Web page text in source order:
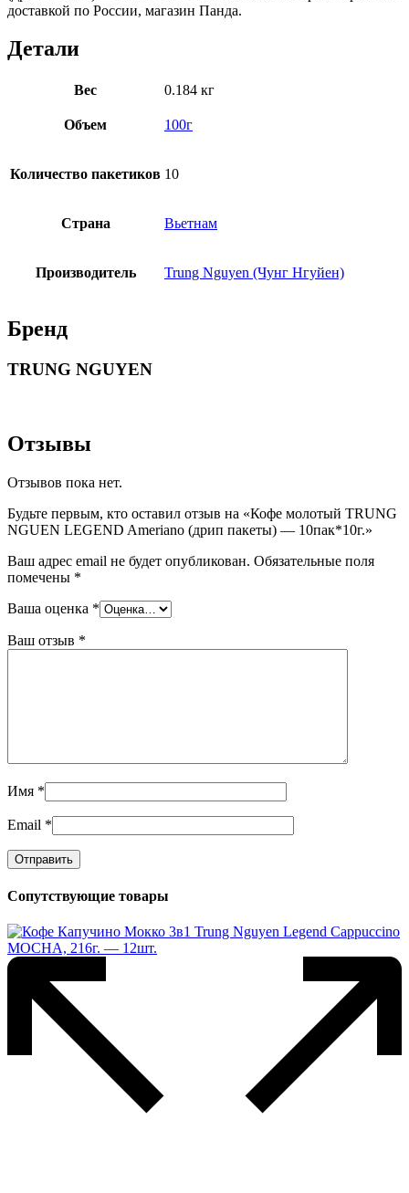
доставкой по России, магазин Панда.
Детали
Вес 0.184 кг
Объем 100г
Количество пакетиков 10
Страна Вьетнам
Производитель Trung Nguyen (Чунг Нгуйен)
Бренд
TRUNG NGUYEN
Отзывы
Отзывов пока нет.
Будьте первым, кто оставил отзыв на «Кофе молотый TRUNG
NGUEN LEGEND Ameriano (дрип пакеты) — 10пак*10г.»
Ваш адрес email не будет опубликован. Обязательные поля
помечены *
Ваша оценка *
Ваш отзыв *
Имя *
Email *
Сопутствующие товары